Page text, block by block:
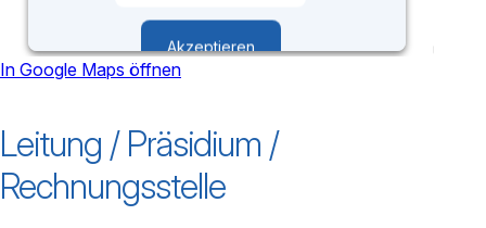
Akzeptieren
Management Platform
In Google Maps öffnen
Leitung / Präsidium /
Rechnungsstelle